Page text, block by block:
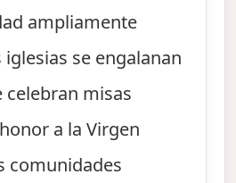
ampliamente
iglesias se engalanan
celebran misas
a la Virgen
comunidades